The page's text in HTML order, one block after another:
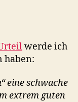
werde ich
haben:
eine schwache
extrem guten